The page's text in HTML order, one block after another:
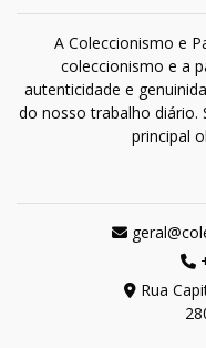
A Coleccionismo e
coleccionismo e a
autenticidade e
do nosso trabalho diário.
principal
Rua